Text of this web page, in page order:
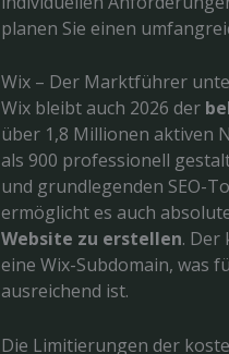
planen Sie einen
Wix – Der Marktführer
Wix bleibt auch 2026 der
über 1,8 Millionen aktiven
als 900 professionell
und grundlegenden SEO-
ermöglicht es auch
Website zu erstellen. Der
eine Wix-Subdomain, was
ausreichend ist.
Die Limitierungen der